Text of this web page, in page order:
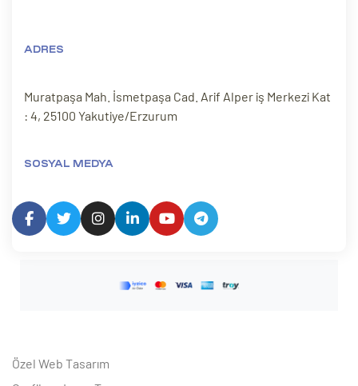
ADRES
Muratpaşa Mah. İsmetpaşa Cad. Arif Alper iş Merkezi Kat
: 4, 25100 Yakutiye/Erzurum
SOSYAL MEDYA
Özel Web Tasarım